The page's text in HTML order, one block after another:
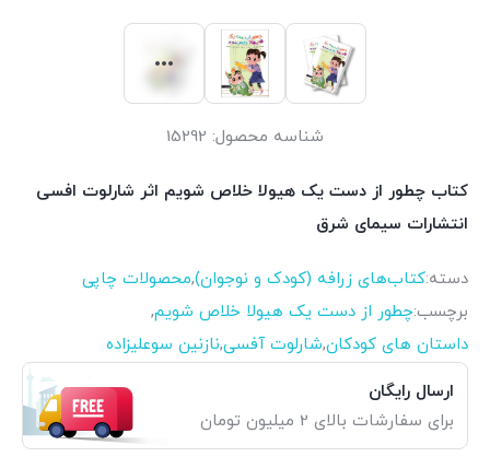
شناسه محصول: 15292
کتاب چطور از دست یک هیولا خلاص شویم اثر شارلوت افسی
انتشارات سیمای شرق
دسته:کتاب‌های زرافه (کودک و نوجوان),محصولات چاپی
برچسب:چطور از دست یک هیولا خلاص شویم,
داستان های کودکان,شارلوت آفسی,نازنین سوعلیزاده
ارسال رایگان
برای سفارشات بالای 2 میلیون تومان